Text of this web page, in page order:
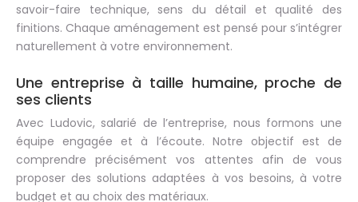
savoir-faire technique, sens du détail et qualité des
finitions. Chaque aménagement est pensé pour s’intégrer
naturellement à votre environnement.
Une entreprise à taille humaine, proche de
ses clients
Avec Ludovic, salarié de l’entreprise, nous formons une
équipe engagée et à l’écoute. Notre objectif est de
comprendre précisément vos attentes afin de vous
proposer des solutions adaptées à vos besoins, à votre
budget et au choix des matériaux.